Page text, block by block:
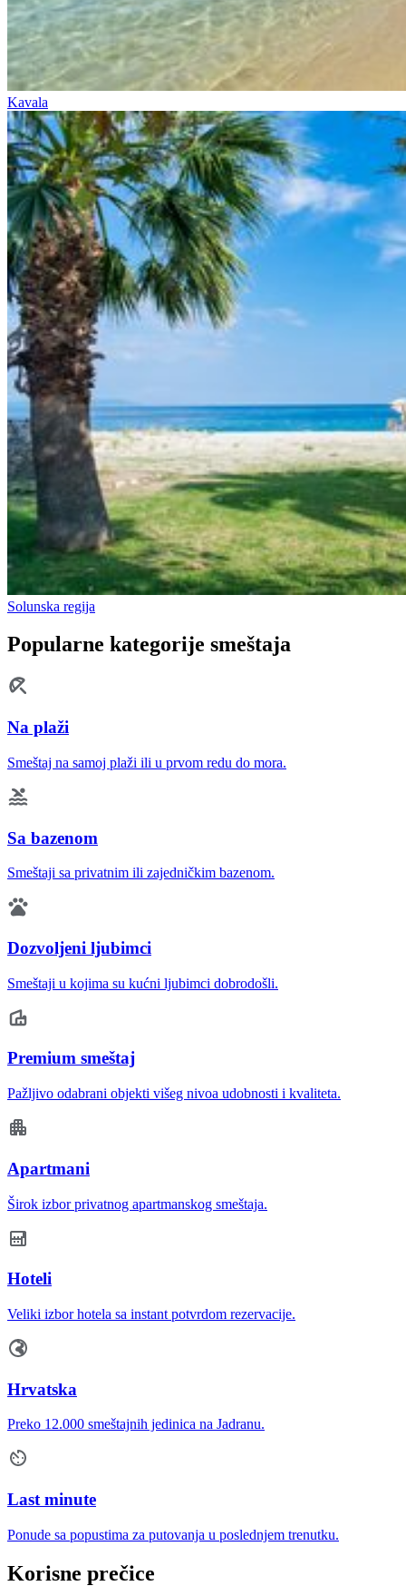
Kavala
Solunska regija
Popularne kategorije smeštaja
Na plaži
Smeštaj na samoj plaži ili u prvom redu do mora.
Sa bazenom
Smeštaji sa privatnim ili zajedničkim bazenom.
Dozvoljeni ljubimci
Smeštaji u kojima su kućni ljubimci dobrodošli.
Premium smeštaj
Pažljivo odabrani objekti višeg nivoa udobnosti i kvaliteta.
Apartmani
Širok izbor privatnog apartmanskog smeštaja.
Hoteli
Veliki izbor hotela sa instant potvrdom rezervacije.
Hrvatska
Preko 12.000 smeštajnih jedinica na Jadranu.
Last minute
Ponude sa popustima za putovanja u poslednjem trenutku.
Korisne prečice